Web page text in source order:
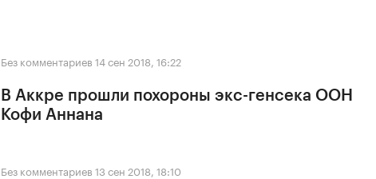
Без комментариев 14 сен 2018, 16:22
В Аккре прошли похороны экс-генсека ООН
Кофи Аннана
Без комментариев 13 сен 2018, 18:10